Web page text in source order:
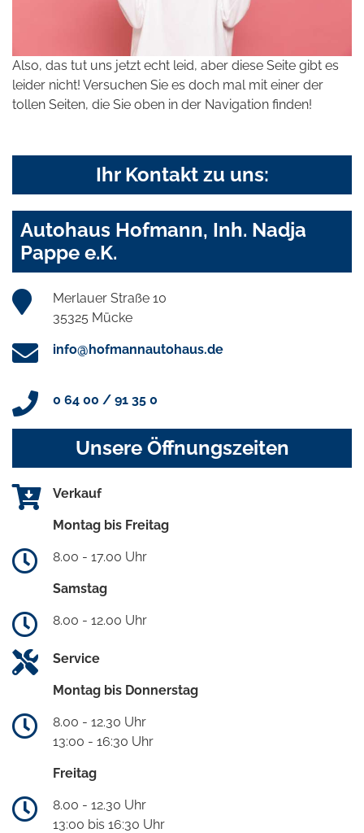
Also, das tut uns jetzt echt leid, aber diese Seite gibt es
leider nicht! Versuchen Sie es doch mal mit einer der
tollen Seiten, die Sie oben in der Navigation finden!
Ihr Kontakt zu uns:
Autohaus Hofmann, Inh. Nadja
Pappe e.K.
Merlauer Straße 10
35325 Mücke
info@hofmannautohaus.de
0 64 00 / 91 35 0
Unsere Öffnungszeiten
Verkauf
Montag bis Freitag
8.00 - 17.00 Uhr
Samstag
8.00 - 12.00 Uhr
Service
Montag bis Donnerstag
8.00 - 12.30 Uhr
13:00 - 16:30 Uhr
Freitag
8.00 - 12.30 Uhr
13:00 bis 16:30 Uhr